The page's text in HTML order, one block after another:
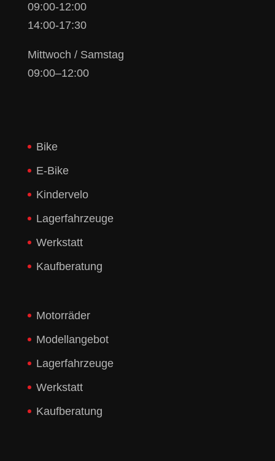
09:00-12:00
14:00-17:30
Mittwoch / Samstag
09:00–12:00
Bike
E-Bike
Kindervelo
Lagerfahrzeuge
Werkstatt
Kaufberatung
Motorräder
Modellangebot
Lagerfahrzeuge
Werkstatt
Kaufberatung